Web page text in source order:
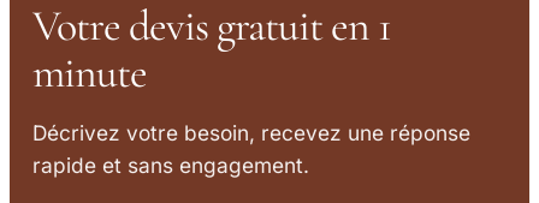
Votre devis gratuit en 1
minute
Décrivez votre besoin, recevez une réponse
rapide et sans engagement.